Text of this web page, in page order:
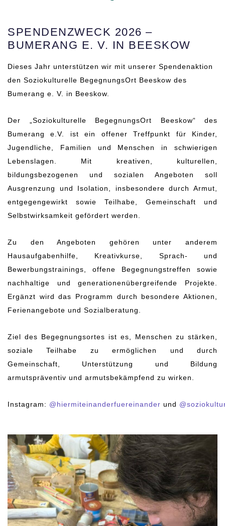
SPENDENZWECK 2026 –
BUMERANG E. V. IN BEESKOW
Dieses Jahr unterstützen wir mit unserer Spendenaktion
den Soziokulturelle BegegnungsOrt Beeskow des
Bumerang e. V. in Beeskow.
Der „Soziokulturelle BegegnungsOrt Beeskow“ des
Bumerang e.V. ist ein offener Treffpunkt für Kinder,
Jugendliche, Familien und Menschen in schwierigen
Lebenslagen. Mit kreativen, kulturellen,
bildungsbezogenen und sozialen Angeboten soll
Ausgrenzung und Isolation, insbesondere durch Armut,
entgegengewirkt sowie Teilhabe, Gemeinschaft und
Selbstwirksamkeit gefördert werden.
Zu den Angeboten gehören unter anderem
Hausaufgabenhilfe, Kreativkurse, Sprach- und
Bewerbungstrainings, offene Begegnungstreffen sowie
nachhaltige und generationenübergreifende Projekte.
Ergänzt wird das Programm durch besondere Aktionen,
Ferienangebote und Sozialberatung.
Ziel des Begegnungsortes ist es, Menschen zu stärken,
soziale Teilhabe zu ermöglichen und durch
Gemeinschaft, Unterstützung und Bildung
armutspräventiv und armutsbekämpfend zu wirken.
Instagram: @hiermiteinanderfuereinander und